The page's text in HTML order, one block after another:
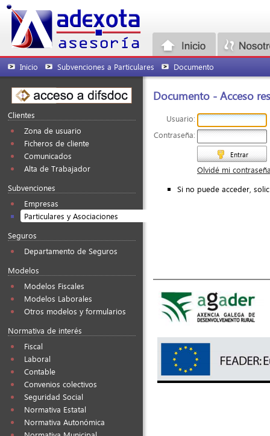
Inicio Subvenciones a Particulares Documento
Clientes
Zona de usuario
Ficheros de cliente
Comunicados
Alta de Trabajador
Subvenciones
Empresas
Particulares y Asociaciones
Seguros
Departamento de Seguros
Modelos
Modelos Fiscales
Modelos Laborales
Otros modelos y formularios
Normativa de interés
Fiscal
Laboral
Contable
Convenios colectivos
Seguridad Social
Normativa Estatal
Normativa Autonómica
Documento - Acceso
Usuario:
Contraseña:
Entrar
Olvidé mi
Si no puede acceder,